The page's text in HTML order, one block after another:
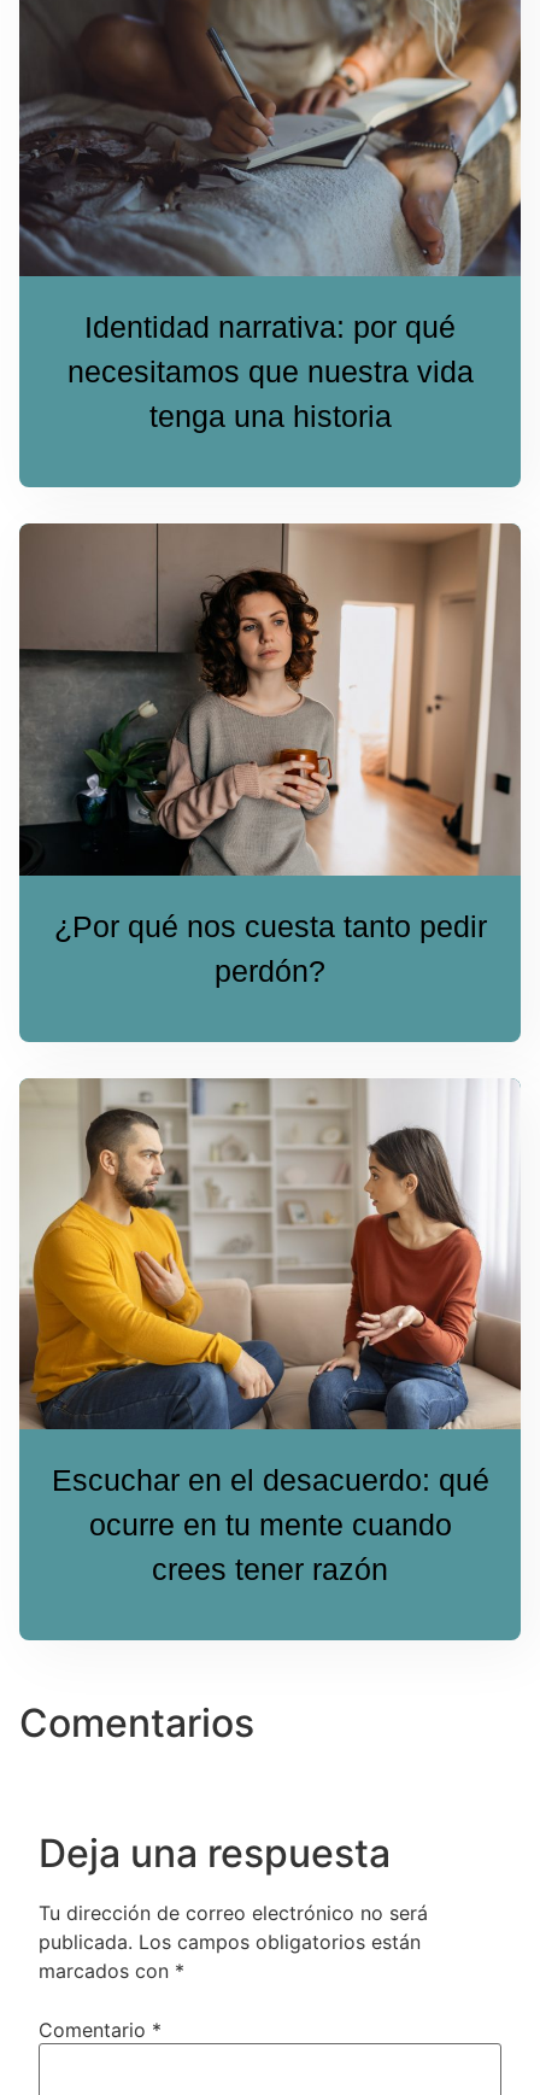
Identidad narrativa: por qué
necesitamos que nuestra vida
tenga una historia
¿Por qué nos cuesta tanto pedir
perdón?
Escuchar en el desacuerdo: qué
ocurre en tu mente cuando
crees tener razón
Comentarios
Deja una respuesta
Tu dirección de correo electrónico no será
publicada. Los campos obligatorios están
marcados con *
Comentario *